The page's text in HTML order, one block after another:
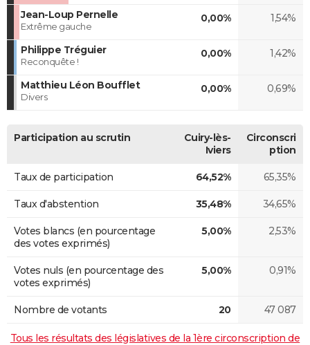
Jean-Loup Pernelle
Extrême gauche
0,00% 1,54%
Philippe Tréguier
Reconquête !
0,00% 1,42%
Matthieu Léon Boufflet
Divers
0,00% 0,69%
Participation au scrutin
Cuiry-lès-
Iviers
Circonscri
ption
Taux de participation 64,52% 65,35%
Taux d'abstention 35,48% 34,65%
Votes blancs (en pourcentage
des votes exprimés)
5,00% 2,53%
Votes nuls (en pourcentage des
votes exprimés)
5,00% 0,91%
Nombre de votants 20 47 087
Tous les résultats des législatives de la 1ère circonscription de